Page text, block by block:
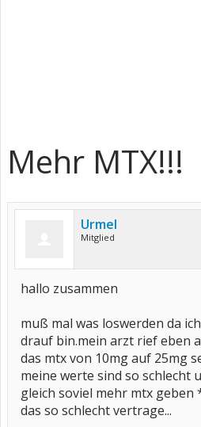
Mehr MTX!!!
Urmel
Mitglied
hallo zusammen
muß mal was loswerden da
drauf bin.mein arzt rief eben
das mtx von 10mg auf 25mg
meine werte sind so schlecht
gleich soviel mehr mtx
das so schlecht vertrage...